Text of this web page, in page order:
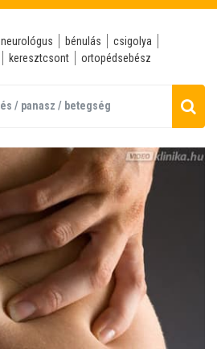
neurológus bénulás
csigolya
keresztcsont ortopédsebész